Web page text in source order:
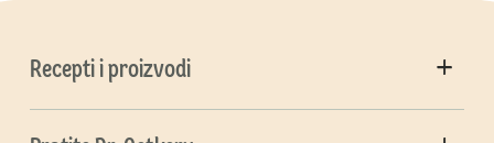
Recepti i proizvodi